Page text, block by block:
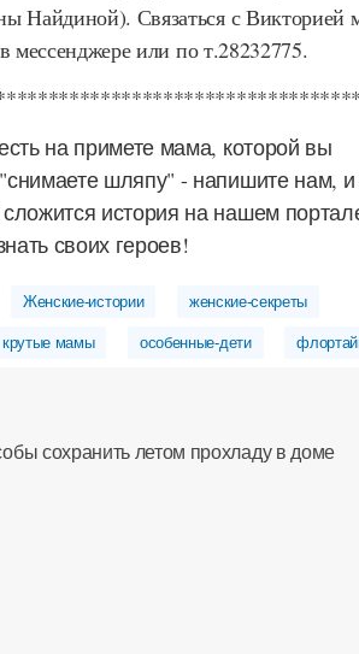
Найдиной). Связаться с Викторией
мессенджере или по т.28232775.
на примете мама, которой вы
шляпу" - напишите нам, и
история на нашем
своих героев!
Женские-истории женские-секреты
крутые мамы особенные-дети